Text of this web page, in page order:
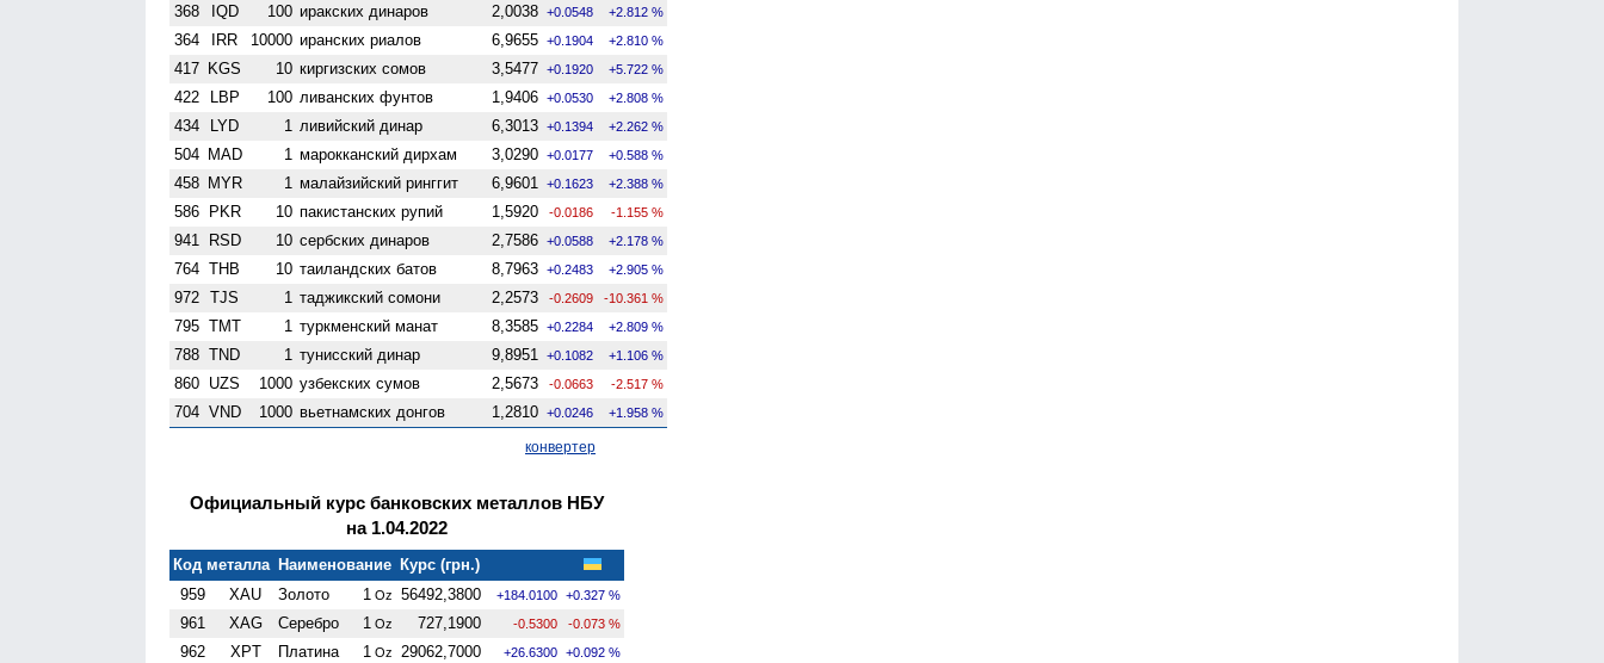
368 IQD 100 иракских динаров 2,0038 +0.0548 +2.812 %
364 IRR 10000 иранских риалов 6,9655 +0.1904 +2.810 %
417 KGS 10 киргизских сомов 3,5477 +0.1920 +5.722 %
422 LBP 100 ливанских фунтов 1,9406 +0.0530 +2.808 %
434 LYD 1 ливийский динар 6,3013 +0.1394 +2.262 %
504 MAD 1 марокканский дирхам 3,0290 +0.0177 +0.588 %
458 MYR 1 малайзийский ринггит 6,9601 +0.1623 +2.388 %
586 PKR 10 пакистанских рупий 1,5920 -0.0186 -1.155 %
941 RSD 10 сербских динаров 2,7586 +0.0588 +2.178 %
764 THB 10 таиландских батов 8,7963 +0.2483 +2.905 %
972 TJS 1 таджикский сомони 2,2573 -0.2609 -10.361 %
795 TMT 1 туркменский манат 8,3585 +0.2284 +2.809 %
788 TND 1 тунисский динар 9,8951 +0.1082 +1.106 %
860 UZS 1000 узбекских сумов 2,5673 -0.0663 -2.517 %
704 VND 1000 вьетнамских донгов 1,2810 +0.0246 +1.958 %
конвертер
Официальный курс банковских металлов НБУ
на 1.04.2022
Код металла Наименование Курс (грн.)
959
XAU Золото 1 Oz 56492,3800 +184.0100 +0.327 %
961 XAG Серебро 1 Oz 727,1900 -0.5300 -0.073 %
962 XPT Платина 1 Oz 29062,7000 +26.6300 +0.092 %